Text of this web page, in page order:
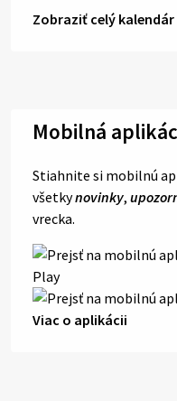
Zobraziť celý kalendár
Mobilná
Stiahnite si mobilnú
všetkynovinky,
vrecka.
Viac o aplikácii